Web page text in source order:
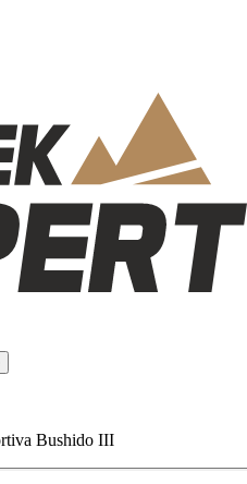
Bushido III